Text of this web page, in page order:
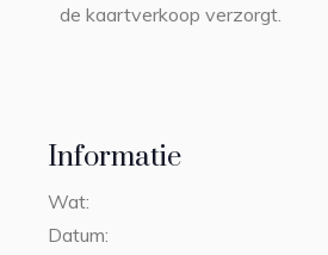
Informatie
Wat:
Datum:
de kaartverkoop verzorgt.